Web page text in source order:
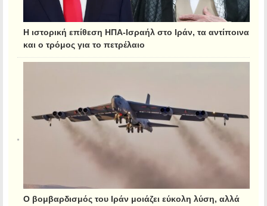
Η ιστορική επίθεση ΗΠΑ-Ισραήλ στο Ιράν, τα αντίποινα
και ο τρόμος για το πετρέλαιο
Ο βομβαρδισμός του Ιράν μοιάζει εύκολη λύση, αλλά